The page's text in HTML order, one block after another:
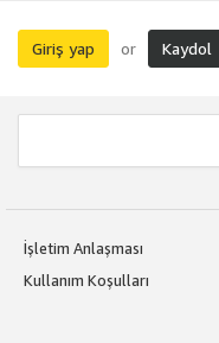
Giriş yap or Kaydol
İşletim Anlaşması
Kullanım Koşulları